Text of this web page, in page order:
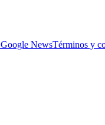
Google NewsTérminos y